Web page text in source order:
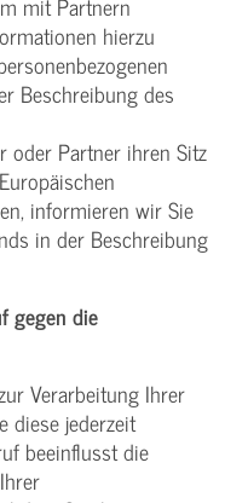
hierzu
Beschreibung des
oder Partner ihren Sitz
informieren wir Sie
in der Beschreibung
gegen die
Verarbeitung Ihrer
diese jederzeit
beeinflusst die